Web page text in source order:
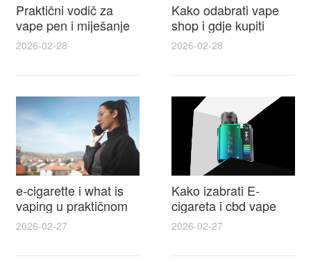
Praktični vodič za
vape pen i miješanje
e tekućina za sigurnije
punjenje i bolje okuse
2026-02-28
Kako odabrati vape
shop i gdje kupiti
Disposable Vapes uz
najbolje cijene
2026-02-28
e-cigarette i what is
vaping u praktičnom
vodiču za početnike i
odgovorne korisnike
2026-02-27
Kako izabrati E-
cigareta i cbd vape
top modeli sigurnost
praktični savjeti za
kupovinu
2026-02-27